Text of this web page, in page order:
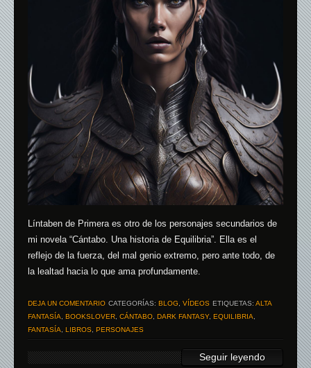
Líntaben de Primera es otro de los personajes secundarios de
mi novela “Cántabo. Una historia de Equilibria”. Ella es el
reflejo de la fuerza, del mal genio extremo, pero ante todo, de
la lealtad hacia lo que ama profundamente.
Seguir leyendo
DEJA UN COMENTARIO CATEGORÍAS: BLOG VÍDEOS ETIQUETAS: ALTA
FANTASÍA
BOOKSLOVER CÁNTABO DARK FANTASY, EQUILIBRIA
FANTASÍA
LIBROS PERSONAJES